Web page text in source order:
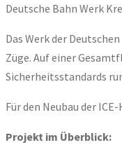
Deutsche Bahn Werk
Das Werk der
Züge. Auf einer
Sicherheitsstandards
Für den Neubau der
Projekt im Überblick: